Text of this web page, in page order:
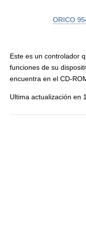
ORICO
Este es un controlador
funciones de su
encuentra en el CD-
Ultima actualización en